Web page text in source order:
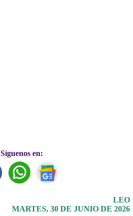
Síguenos en:
LEO
MARTES, 30 DE JUNIO DE 2026